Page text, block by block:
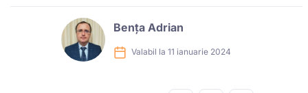
Bența Adrian
Valabil la 11 ianuarie 2024